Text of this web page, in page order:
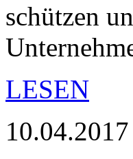
schützen
LESEN
10.04.2017